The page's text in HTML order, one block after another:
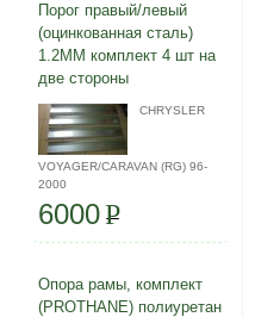
Порог правый/левый
(оцинкованная сталь)
1.2ММ комплект 4 шт на
две стороны
CHRYSLER
VOYAGER/CARAVAN (RG) 96-
2000
6000P
Опора рамы, комплект
(PROTHANE) полиуретан